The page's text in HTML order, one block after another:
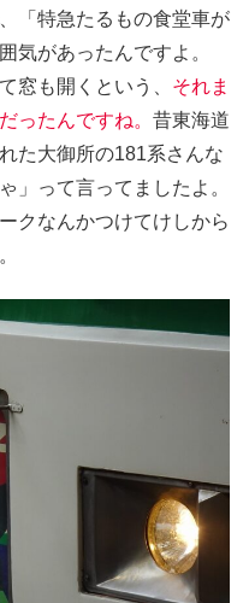
「特急たるもの食堂車が
気があったんですよ。
窓も開くという、 それま
ったんですね。 昔東海道
た大御所の181系さんな
」って言ってましたよ。
クなんかつけてけしから